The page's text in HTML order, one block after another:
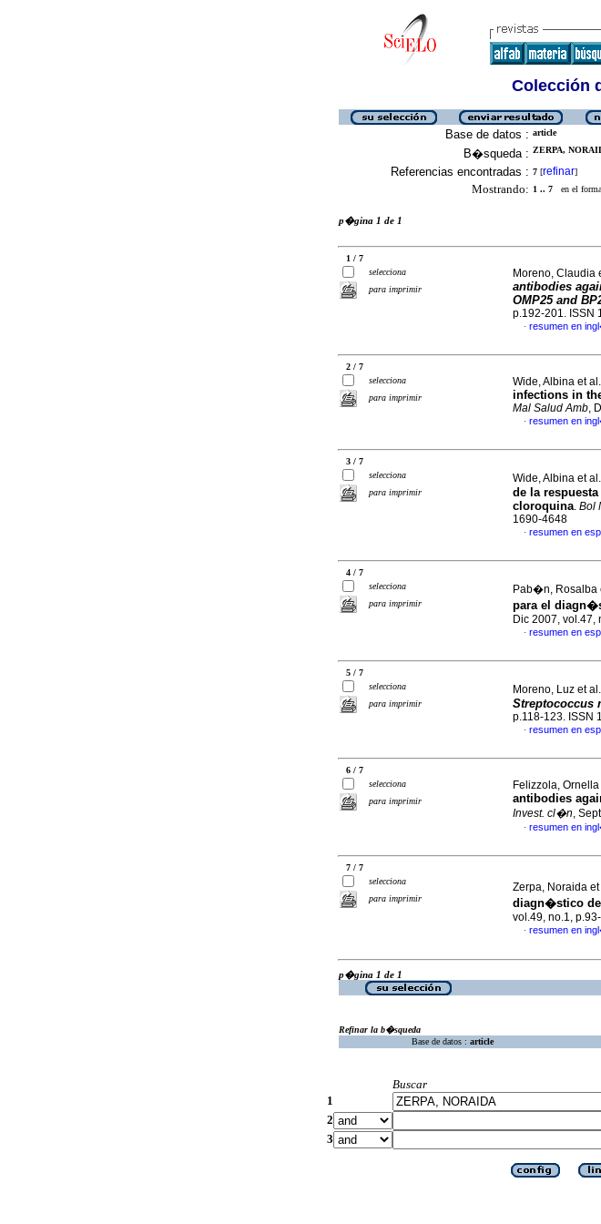
Colección
Base de datos : article
B�squeda : ZERPA,
Referencias encontradas : 7 [refinar]
Mostrando: 1 .. 7 en el
p�gina 1 de 1
1 / 7
selecciona
para imprimir
Moreno, Claudia
antibodies
OMP25 and
p.192-201. ISSN
· resumen en
2 / 7
selecciona
para imprimir
Wide, Albina et al.
infections in
Mal Salud Amb,
· resumen en
3 / 7
selecciona
para imprimir
Wide, Albina et al.
de la
cloroquina. Bol
1690-4648
· resumen en
4 / 7
selecciona
para imprimir
Pab�n, Rosalba
para el
Dic 2007, vol.47,
· resumen en
5 / 7
selecciona
para imprimir
Moreno, Luz et al.
Streptococcus
p.118-123. ISSN
· resumen en
6 / 7
selecciona
para imprimir
Felizzola,
antibodies
Invest. cl�n,
· resumen en
7 / 7
selecciona
para imprimir
Zerpa, Noraida et
diagn�stico de
vol.49, no.1,
· resumen en
p�gina 1 de 1
Refinar la b�squeda
Base de datos : article
Buscar
1
2
3